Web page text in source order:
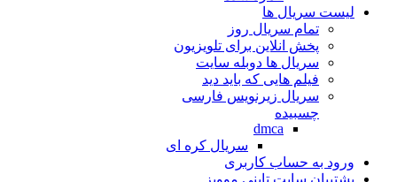
لیست سریال ها
تمام سریال روز
پخش انلاین برای تلویزیون
سریال ها دوبله سایت
فیلم هایی که باید دید
سریال زیرنویس فارسی
چسبیده
dmca
سریال کره ای
ورود به حساب کاربری
پشتیبان سایت تاینی موویز